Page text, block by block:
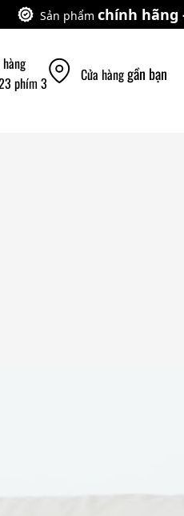
Sản phẩm chính hãng
phím 3
Cửa hànggần bạn